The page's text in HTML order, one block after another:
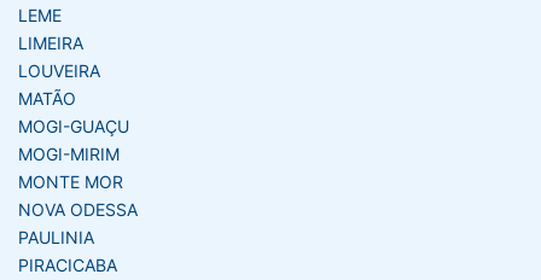
LEME
LIMEIRA
LOUVEIRA
MATÃO
MOGI-GUAÇU
MOGI-MIRIM
MONTE MOR
NOVA ODESSA
PAULINIA
PIRACICABA